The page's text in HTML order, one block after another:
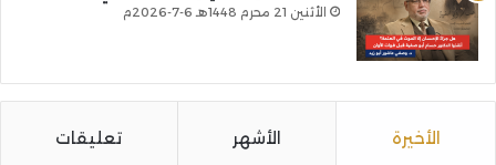
الأثنين 21 محرم 1448هـ 6-7-2026م
الأخيرة الأشهر تعليقات